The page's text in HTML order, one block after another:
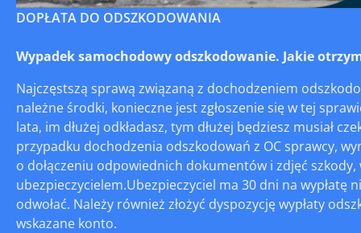
DOPŁATA DO ODSZKODOWANIA
Wypadek samochodowy odszkodowanie. Jakie
Najczęstszą sprawą związaną z dochodzeniem
należne środki, konieczne jest zgłoszenie się w tej
lata, im dłużej odkładasz, tym dłużej będziesz musiał
przypadku dochodzenia odszkodowań z OC sprawcy,
o dołączeniu odpowiednich dokumentów i zdjęć
ubezpieczycielem.Ubezpieczyciel ma 30 dni na
odwołać. Należy również złożyć dyspozycję wypłaty
wskazane konto.